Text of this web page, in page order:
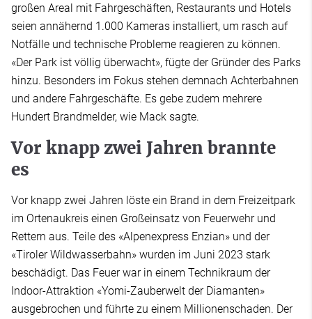
großen Areal mit Fahrgeschäften, Restaurants und Hotels
seien annähernd 1.000 Kameras installiert, um rasch auf
Notfälle und technische Probleme reagieren zu können.
«Der Park ist völlig überwacht», fügte der Gründer des Parks
hinzu. Besonders im Fokus stehen demnach Achterbahnen
und andere Fahrgeschäfte. Es gebe zudem mehrere
Hundert Brandmelder, wie Mack sagte.
Vor knapp zwei Jahren brannte
es
Vor knapp zwei Jahren löste ein Brand in dem Freizeitpark
im Ortenaukreis einen Großeinsatz von Feuerwehr und
Rettern aus. Teile des «Alpenexpress Enzian» und der
«Tiroler Wildwasserbahn» wurden im Juni 2023 stark
beschädigt. Das Feuer war in einem Technikraum der
Indoor-Attraktion «Yomi-Zauberwelt der Diamanten»
ausgebrochen und führte zu einem Millionenschaden. Der